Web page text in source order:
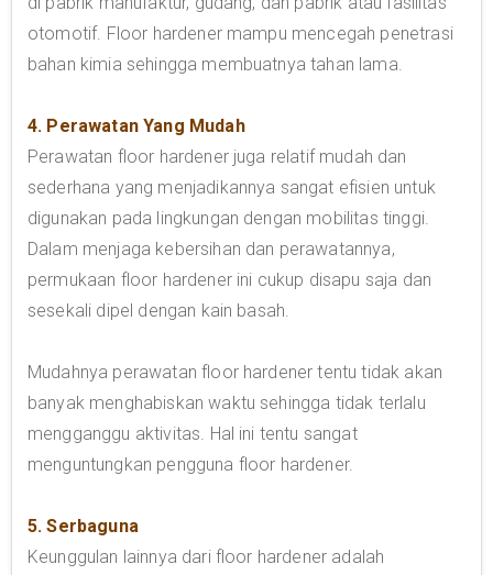
otomotif. Floor hardener mampu mencegah penetrasi
bahan kimia sehingga membuatnya tahan lama.
4. Perawatan Yang Mudah
Perawatan floor hardener juga relatif mudah dan
sederhana yang menjadikannya sangat efisien untuk
digunakan pada lingkungan dengan mobilitas tinggi.
Dalam menjaga kebersihan dan perawatannya,
permukaan floor hardener ini cukup disapu saja dan
sesekali dipel dengan kain basah.
Mudahnya perawatan floor hardener tentu tidak akan
banyak menghabiskan waktu sehingga tidak terlalu
mengganggu aktivitas. Hal ini tentu sangat
menguntungkan pengguna floor hardener.
5. Serbaguna
Keunggulan lainnya dari floor hardener adalah